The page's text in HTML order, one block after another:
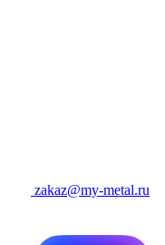
zakaz@my-metal.ru